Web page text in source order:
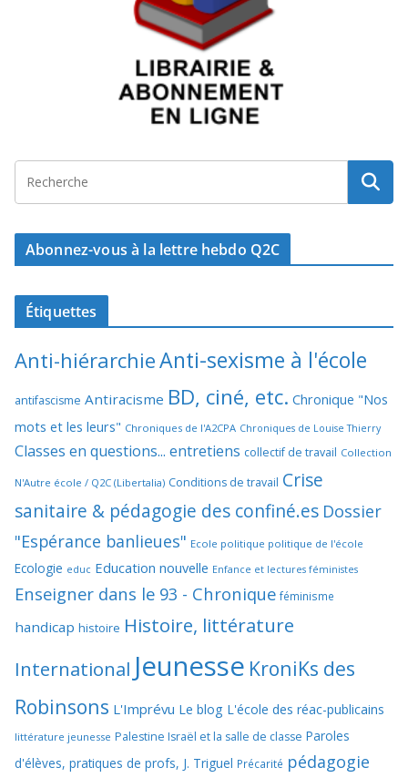
Abonnez-vous à la lettre hebdo Q2C
Étiquettes
Anti-hiérarchieAnti-sexisme à l'école
antifascisme Antiracisme BD, ciné, etc. Chronique "Nos
mots et les leurs" Chroniques de l'A2CPA Chroniques de Louise Thierry
Classes en questions... entretiens collectif de travail Collection
N'Autre école / Q2C (Libertalia) Conditions de travail Crise
sanitaire & pédagogie des confiné.es Dossier
"Espérance banlieues" Ecole politique politique de l'école
Ecologie educ Education nouvelle Enfance et lectures féministes
Enseigner dans le 93 - Chronique féminisme
handicap histoire Histoire, littérature
International Jeunesse KroniKs des
Robinsons L'Imprévu Le blog L'école des réac-publicains
littérature jeunesse Palestine Israël et la salle de classe Paroles
d'élèves, pratiques de profs, J. Triguel Précarité pédagogie